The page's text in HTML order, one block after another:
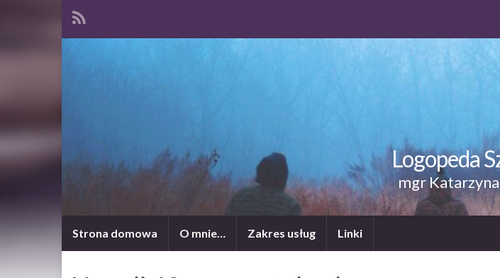
Logopeda
mgr
Strona domowa O mnie… Zakres usług Linki